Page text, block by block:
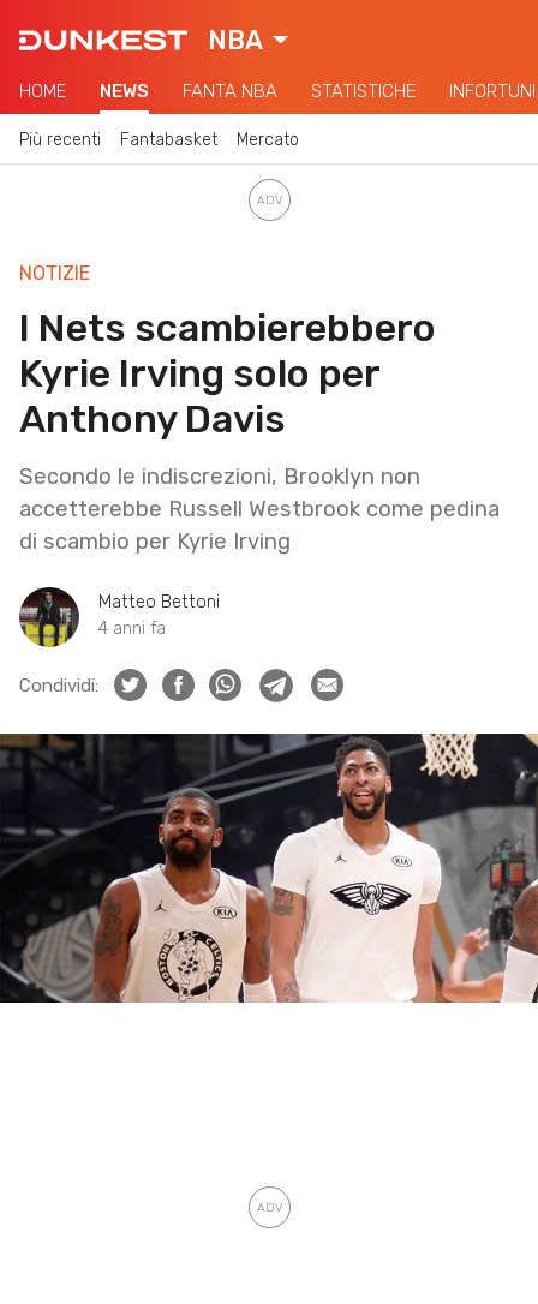
NBA
HOME NEWS FANTA NBA STATISTICHE INFORTUNI
Più recenti Fantabasket Mercato
NOTIZIE
I Nets scambierebbero
Kyrie Irving solo per
Anthony Davis
Secondo le indiscrezioni, Brooklyn non
accetterebbe Russell Westbrook come pedina
di scambio per Kyrie Irving
Matteo Bettoni
4 anni fa
Condividi: